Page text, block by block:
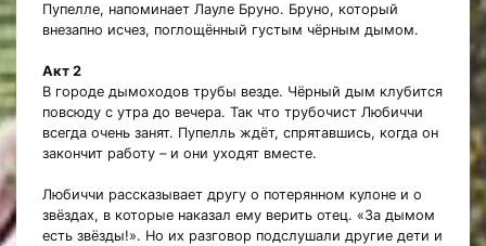
Пупелле, напоминает Лауле Бруно. Бруно, который
внезапно исчез, поглощённый густым чёрным дымом.
Акт 2
В городе дымоходов трубы везде. Чёрный дым клубится
повсюду с утра до вечера. Так что трубочист Любиччи
всегда очень занят. Пупелль ждёт, спрятавшись, когда он
закончит работу – и они уходят вместе.
Любиччи рассказывает другу о потерянном кулоне и о
звёздах, в которые наказал ему верить отец. «За дымом
есть звёзды!». Но их разговор подслушали другие дети и